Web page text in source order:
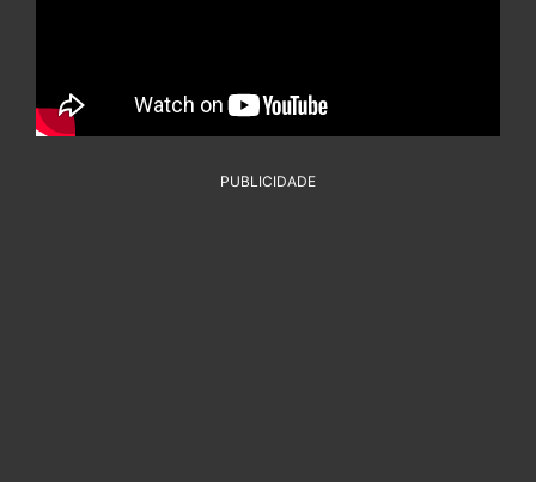
PUBLICIDADE